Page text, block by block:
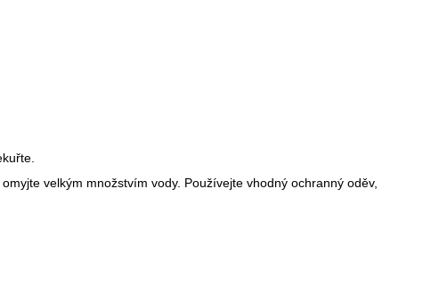
velkým množstvím vody. Používejte vhodný ochranný oděv,